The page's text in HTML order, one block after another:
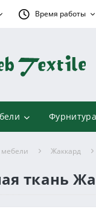
Время работы
Фурнитура
мебели Жаккард
ткань